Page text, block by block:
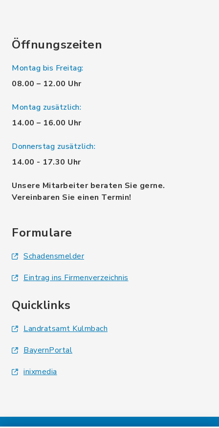
Öffnungszeiten
Montag bis Freitag:
08.00 – 12.00 Uhr
Montag zusätzlich:
14.00 – 16.00 Uhr
Donnerstag zusätzlich:
14.00 - 17.30 Uhr
Unsere Mitarbeiter beraten Sie gerne.
Vereinbaren Sie einen Termin!
Formulare
Schadensmelder
Eintrag ins Firmenverzeichnis
Quicklinks
Landratsamt Kulmbach
BayernPortal
inixmedia